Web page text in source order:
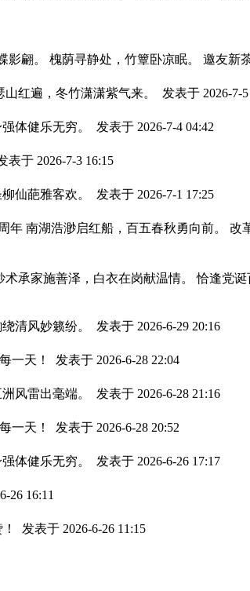
翩。 槐荫寻静处，竹簟卧凉眠。 邀友新
山红遍，冬竹潇潇紫气来。 发表于 2026-7-
体健乐无穷。 发表于 2026-7-4 04:42
表于 2026-7-3 16:15
仙葩雅客欢。 发表于 2026-7-1 17:25
年 南湖浩渺启红船，百五春秋勇向前。
承家施善泽，白衣在岗献温情。 恰逢党
清风妙籁纷。 发表于 2026-6-29 20:16
一天！ 发表于 2026-6-28 22:04
风雷出毫端。 发表于 2026-6-28 21:16
一天！ 发表于 2026-6-28 20:52
体健乐无穷。 发表于 2026-6-26 17:17
26 16:11
！ 发表于 2026-6-26 11:15